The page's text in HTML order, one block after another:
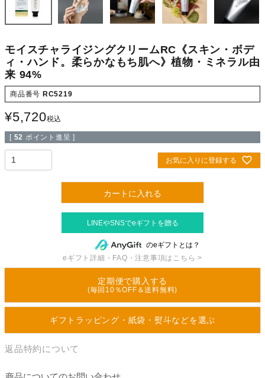
モイスチャライジングクリームRC《スキン・ボデ
ィ・ハンド。柔らかなもち肌へ》植物・ミネラル由
来 94%
商品番号 RC5219
¥5,720税込
[ 52 ポイント進呈 ]
お気に入りに登録する
カートに入れる
のeギフトとは？
eギフト詳細・FAQ・注意事項はこちら >
定期便で購入する
(毎回10％OFF＆送料無料)
ギフトラッピング・紙袋・熨斗などを選ぶ
返品特約について